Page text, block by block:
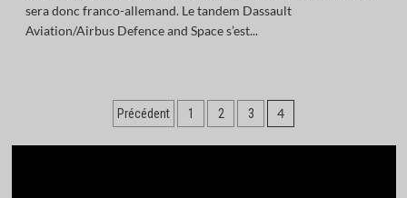
sera donc franco-allemand. Le tandem Dassault
Aviation/Airbus Defence and Space s’est...
Pagination
des
Précédent 1 2 3 4